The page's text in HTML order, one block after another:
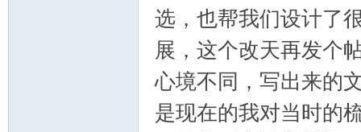
选，也帮我们设计了
展，这个改天再发个
心境不同，写出来的
是现在的我对当时的